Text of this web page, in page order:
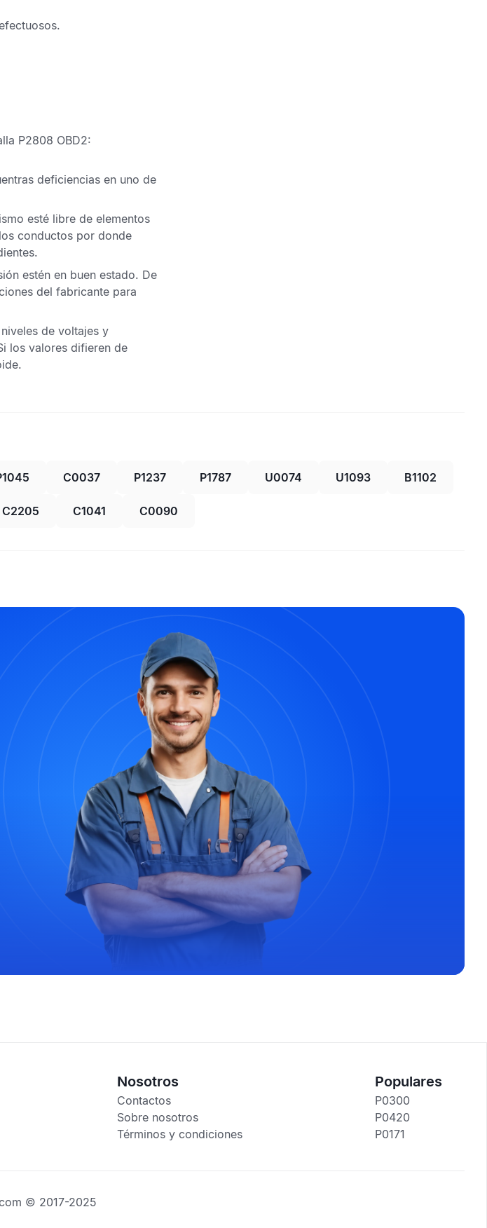
P2808 OBD2:
deficiencias en uno de
esté libre de elementos
conductos por donde
estén en buen estado. De
del fabricante para
de voltajes y
los valores difieren de
C0037 P1237 P1787 U0074 U1093 B1102
C2205 C1041 C0090
Nosotros
Contactos
Sobre nosotros
Términos y condiciones
Populares
P0300
P0420
P0171
© 2017-2025